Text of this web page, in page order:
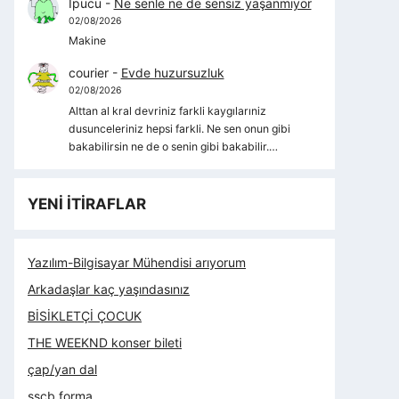
İpucu - Ne senle ne de sensiz yaşanmıyor
02/08/2026
Makine
courier- Evde huzursuzluk
02/08/2026
Alttan al kral devriniz farkli kaygılarıniz
dusunceleriniz hepsi farkli. Ne sen onun gibi
bakabilirsin ne de o senin gibi bakabilir.…
YENİ İTİRAFLAR
Yazılım-Bilgisayar Mühendisi arıyorum
Arkadaşlar kaç yaşındasınız
BİSİKLETÇİ ÇOCUK
THE WEEKND konser bileti
çap/yan dal
sscb forma